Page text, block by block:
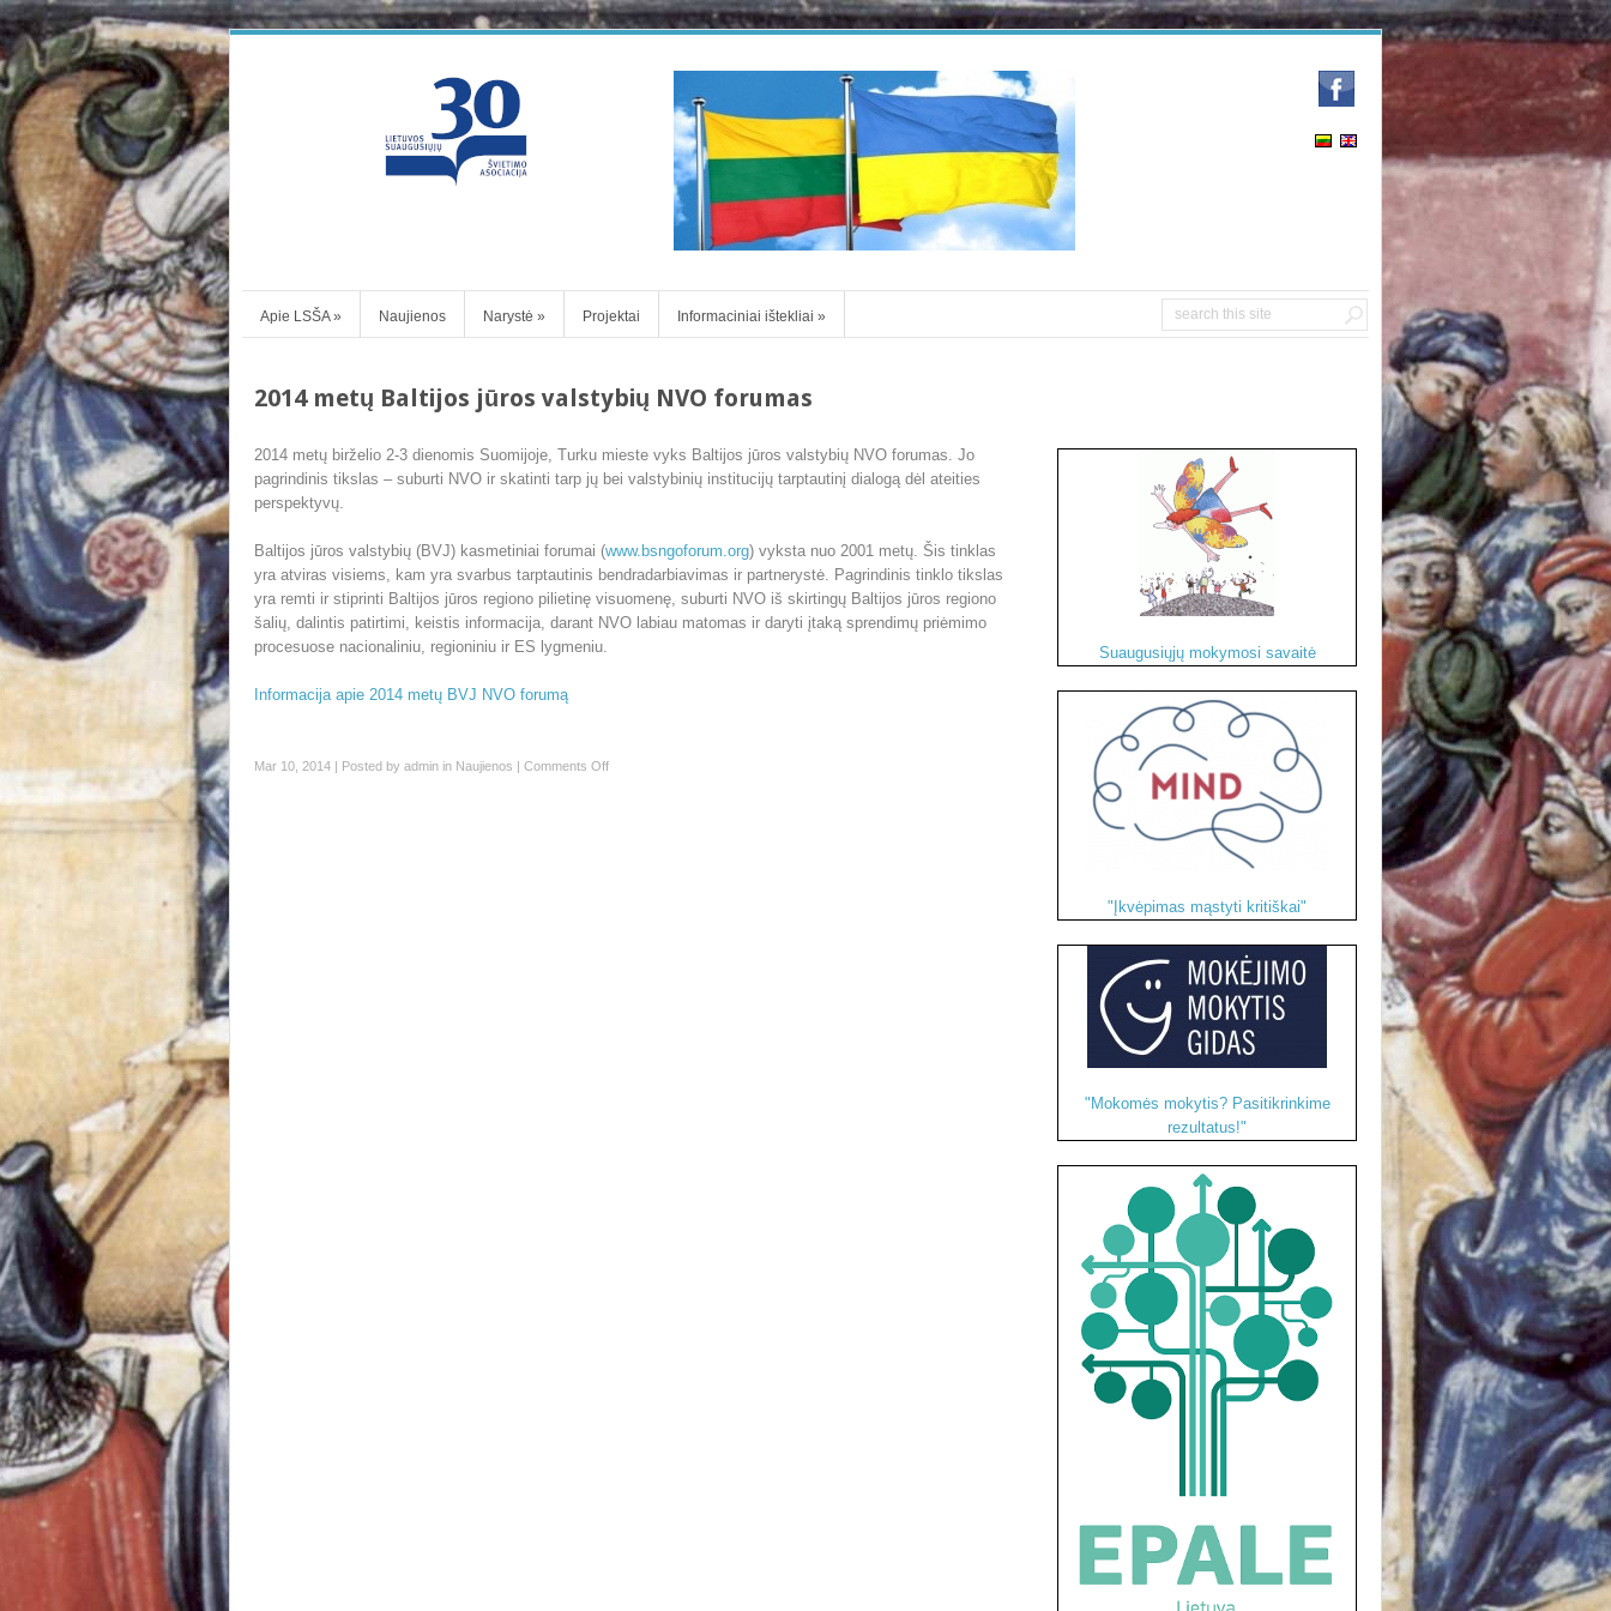
Apie LSŠA» Naujienos Narystė » Projektai Informaciniai ištekliai »
2014 metų Baltijos jūros valstybių NVO forumas
2014 metų birželio 2-3 dienomis Suomijoje, Turku mieste vyks Baltijos jūros valstybių NVO forumas. Jo
pagrindinis tikslas – suburti NVO ir skatinti tarp jų bei valstybinių institucijų tarptautinį dialogą dėl ateities
perspektyvų.
Baltijos jūros valstybių (BVJ) kasmetiniai forumai (www.bsngoforum.org) vyksta nuo 2001 metų. Šis tinklas
yra atviras visiems, kam yra svarbus tarptautinis bendradarbiavimas ir partnerystė. Pagrindinis tinklo tikslas
yra remti ir stiprinti Baltijos jūros regiono pilietinę visuomenę, suburti NVO iš skirtingų Baltijos jūros regiono
šalių, dalintis patirtimi, keistis informacija, darant NVO labiau matomas ir daryti įtaką sprendimų priėmimo
procesuose nacionaliniu, regioniniu ir ES lygmeniu.
Informacija apie 2014 metų BVJ NVO forumą
Mar 10, 2014 | Posted by admin in Naujienos | Comments Off
Suaugusiųjų mokymosi savaitė
"Įkvėpimas mąstyti kritiškai"
"Mokomės mokytis? Pasitikrinkime
rezultatus!"